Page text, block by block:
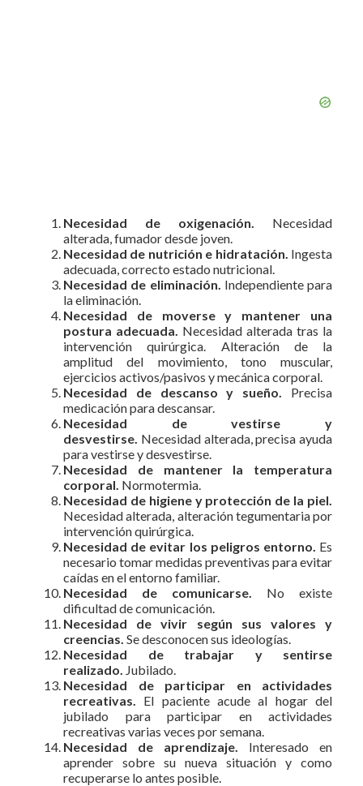
Necesidad de oxigenación.
Necesidad
alterada, fumador desde joven.
Necesidad de nutrición e hidratación. Ingesta
adecuada, correcto estado nutricional.
Necesidad de eliminación. Independiente para
la eliminación.
Necesidad de moverse y mantener una
postura adecuada. Necesidad alterada tras la
intervención quirúrgica. Alteración de la
amplitud del movimiento, tono muscular,
ejercicios activos/pasivos y mecánica corporal.
Necesidad de descanso y sueño. Precisa
medicación para descansar.
Necesidad de vestirse y
desvestirse. Necesidad alterada, precisa ayuda
para vestirse y desvestirse.
Necesidad de mantener la temperatura
corporal. Normotermia.
Necesidad de higiene y protección de la piel.
Necesidad alterada, alteración tegumentaria por
intervención quirúrgica.
Necesidad de evitar los peligros entorno. Es
necesario tomar medidas preventivas para evitar
caídas en el entorno familiar.
Necesidad de comunicarse. No existe
dificultad de comunicación.
Necesidad de vivir según sus valores y
creencias. Se desconocen sus ideologías.
Necesidad de trabajar y sentirse
realizado. Jubilado.
Necesidad de participar en actividades
recreativas. El paciente acude al hogar del
jubilado para participar en actividades
recreativas varias veces por semana.
Necesidad de aprendizaje. Interesado en
aprender sobre su nueva situación y como
recuperarse lo antes posible.